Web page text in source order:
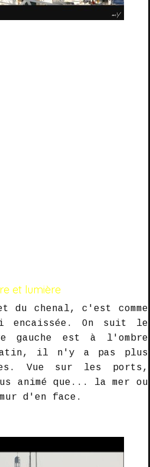
et lumière
du chenal, c'est comme
encaissée. On suit le
est à l'ombre
, il n'y a pas plus
Vue sur les ports,
animé que... la mer ou
d'en face.